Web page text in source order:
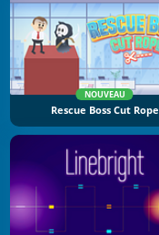
NOUVEAU
Rescue Boss Cut Rope